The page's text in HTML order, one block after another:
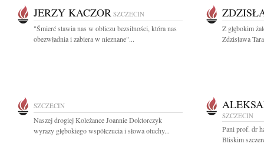
JERZY KACZOR SZCZECIN
"Śmierć stawia nas w obliczu bezsilności, która nas
obezwładnia i zabiera w nieznane"...
Z głębokim
Zdzisława
SZCZECIN
Naszej drogiej Koleżance Joannie Doktorczyk
wyrazy głębokiego współczucia i słowa otuchy...
SZCZECIN
Pani prof. dr
Bliskim